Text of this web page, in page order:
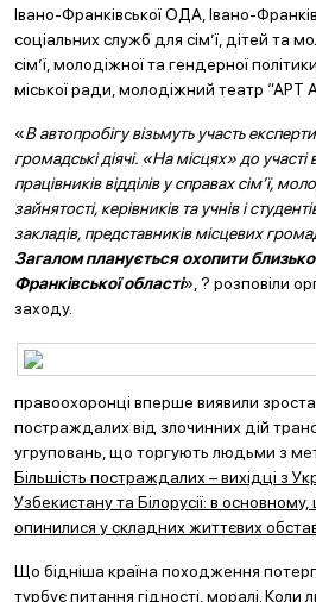
Івано-Франківської ОДА, Івано-
соціальних служб для сім’ї, дітей та
сім’ї, молодіжної та гендерної
міської ради, молодіжний театр “АРТ
«В автопробігу візьмуть участь
громадські діячі. «На місцях» до участі
працівників відділів у справах сім’ї,
зайнятості, керівників та учнів і
закладів, представників місцевих
Загалом планується охопити
Франківської області», ? розповіли
заходу.
правоохоронці вперше виявили
постраждалих від злочинних дій
угруповань, що торгують людьми з
Більшість постраждалих – вихідці з
Узбекистану та Білорусії: в
опинилися у складних життєвих
Що бідніша країна походження
турбує питання гідності, моралі.